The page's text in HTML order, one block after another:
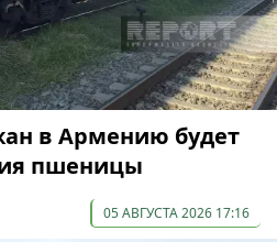
в Армению будет
пшеницы
05 АВГУСТА 2026 17:16